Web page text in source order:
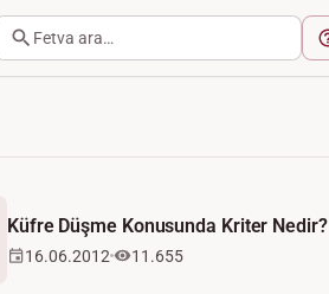
Fetva ara…
Küfre Düşme Konusunda Kriter Nedir?
16.06.2012 11.655